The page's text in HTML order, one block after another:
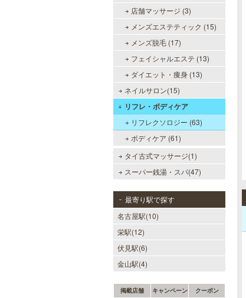
店舗マッサージ (3)
メンズエステティック (15)
メンズ脱毛 (17)
フェイシャルエステ (13)
ダイエット・痩身 (13)
ネイルサロン(15)
リフレ・ボディケア
リフレクソロジー (63)
ボディケア (61)
タイ古式マッサージ(1)
スーパー銭湯・スパ(47)
最寄り駅で探す
名古屋駅(10)
栄駅(12)
伏見駅(6)
金山駅(4)
掲載店舗 キャンペーン クーポン